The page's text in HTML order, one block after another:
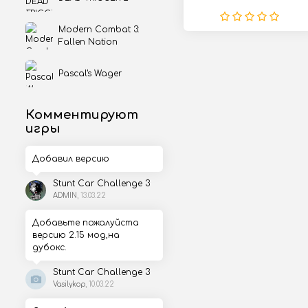
Modern Combat 3:
Fallen Nation
Pascal's Wager
Комментируют
игры
Добавил версию
Stunt Car Challenge 3
ADMIN , 13.03.22
Добавьте пожалуйста
версию 2.15 мод,на
дубокс.
Stunt Car Challenge 3
Vasilykop , 10.03.22
бывшего служителя